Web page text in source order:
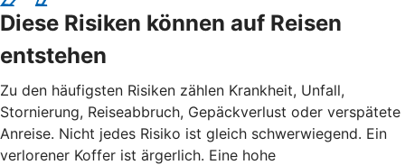
Diese Risiken können auf Reisen
entstehen
Zu den häufigsten Risiken zählen Krankheit, Unfall,
Stornierung, Reiseabbruch, Gepäckverlust oder verspätete
Anreise. Nicht jedes Risiko ist gleich schwerwiegend. Ein
verlorener Koffer ist ärgerlich. Eine hohe